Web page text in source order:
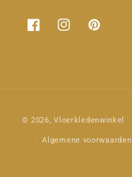
FacebookInstagramPinterest
© 2026,Vloerkledenwinkel
Algemene voorwaarden